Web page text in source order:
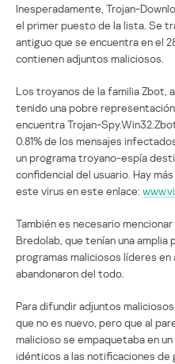
Inesperadamente, Trojan-
el primer puesto de la lista. Se
antiguo que se encuentra en el
contienen adjuntos maliciosos.
Los troyanos de la familia Zbot,
tenido una pobre
encuentra Trojan-
0.81% de los mensajes
un programa troyano-espía
confidencial del usuario. Hay
este virus en este enlace:
También es necesario
Bredolab, que tenían una amplia
programas maliciosos líderes
abandonaron del todo.
Para difundir adjuntos
que no es nuevo, pero que al
malicioso se empaquetaba en
idénticos a las notificaciones de